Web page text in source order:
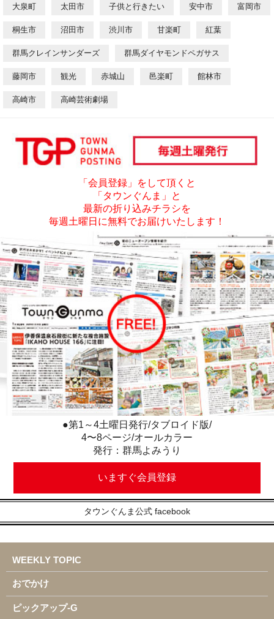
大泉町 太田市 子供と行きたい 安中市 富岡市
桐生市 沼田市 渋川市 甘楽町 紅葉
群馬クレインサンダーズ 群馬ダイヤモンドペガサス
藤岡市 観光 赤城山 邑楽町 館林市
高崎市 高崎芸術劇場
「会員登録」をして頂くと
「タウンぐんま」と
最新の折り込みチラシを
毎週土曜日に無料でお届けいたします！
●第1～4土曜日発行/タブロイド版/
4〜8ページ/オールカラー
発行：群馬よみうり
いますぐ会員登録
タウンぐんま公式 facebook
WEEKLY TOPIC
おでかけ
ピックアップ-G